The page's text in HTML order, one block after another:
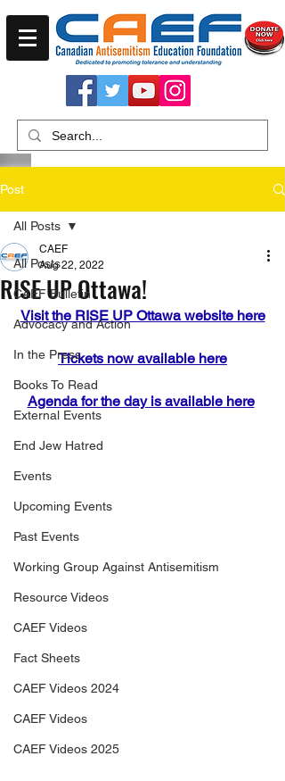
Post
All Posts
CAEF Bulletin
Advocacy and Action
In the Press
Books To Read
External Events
End Jew Hatred
Events
Upcoming Events
Past Events
Working Group Against Antisemitism
Resource Videos
CAEF Videos
Fact Sheets
CAEF Videos 2024
CAEF Videos
CAEF Videos 2025
All Posts
RISE UP Ottawa!
CAEF
Aug 22, 2022
Visit the RISE UP Ottawa website here
Tickets now available here
Agenda for the day is available here